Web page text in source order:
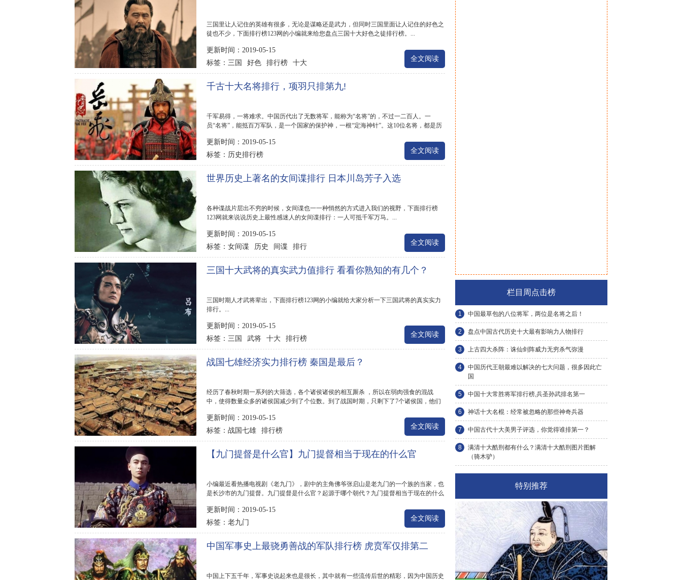
三国里让人记住的英雄有很多，无论是谋略还是武力，但同时三国里面让人记住的好色之
徒也不少，下面排行榜123网的小编就来给您盘点三国十大好色之徒排行榜。...
更新时间：2019-05-15
标签： 三国 好色 排行榜 十大 全文阅读
千古十大名将排行，项羽只排第九!
千军易得，一将难求。中国历代出了无数将军，能称为“名将”的，不过一二百人。一
员“名将”，能抵百万军队，是一个国家的保护神，一根“定海神针”。这10位名将，都是历
更新时间：2019-05-15
标签： 历史排行榜 全文阅读
世界历史上著名的女间谍排行 日本川岛芳子入选
各种谍战片层出不穷的时候，女间谍也一一种悄然的方式进入我们的视野，下面排行榜
123网就来说说历史上最性感迷人的女间谍排行：一人可抵千军万马。...
更新时间：2019-05-15
标签： 女间谍 历史 间谍 排行 全文阅读
三国十大武将的真实武力值排行 看看你熟知的有几个？
三国时期人才武将辈出，下面排行榜123网的小编就给大家分析一下三国武将的真实实力
排行。...
更新时间：2019-05-15
标签： 三国 武将 十大 排行榜 全文阅读
战国七雄经济实力排行榜 秦国是最后？
经历了春秋时期一系列的大筛选，各个诸侯诸侯的相互厮杀 ，所以在弱肉强食的混战
中，使得数量众多的诸侯国减少到了个位数。到了战国时期，只剩下了7个诸侯国，他们
更新时间：2019-05-15
标签： 战国七雄 排行榜 全文阅读
【九门提督是什么官】九门提督相当于现在的什么官
小编最近看热播电视剧《老九门》，剧中的主角佛爷张启山是老九门的一个族的当家，也
是长沙市的九门提督。九门提督是什么官？起源于哪个朝代？九门提督相当于现在的什么
更新时间：2019-05-15
标签： 老九门 全文阅读
中国军事史上最骁勇善战的军队排行榜 虎贲军仅排第二
中国上下五千年，军事史说起来也是很长，其中就有一些流传后世的精彩，因为中国历史
栏目周点击榜
1 中国最草包的八位将军，两位是名将之后！
2 盘点中国古代历史十大最有影响力人物排行
3 上古四大杀阵：诛仙剑阵威力无穷杀气弥漫
4
中国历代王朝最难以解决的七大问题，很多因此亡
国
5 中国十大常胜将军排行榜,兵圣孙武排名第一
6 神话十大名棍：经常被忽略的那些神奇兵器
7 中国古代十大美男子评选，你觉得谁排第一？
8
满清十大酷刑都有什么？满清十大酷刑图片图解
（骑木驴）
特别推荐